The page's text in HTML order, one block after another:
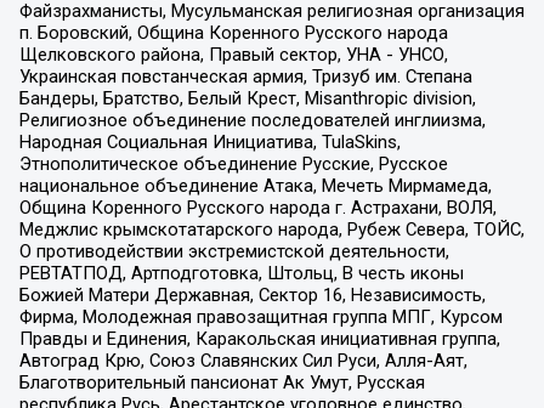
Файзрахманисты, Мусульманская религиозная организация
п. Боровский, Община Коренного Русского народа
Щелковского района, Правый сектор, УНА - УНСО,
Украинская повстанческая армия, Тризуб им. Степана
Бандеры, Братство, Белый Крест, Misanthropic division,
Религиозное объединение последователей инглиизма,
Народная Социальная Инициатива, TulaSkins,
Этнополитическое объединение Русские, Русское
национальное объединение Атака, Мечеть Мирмамеда,
Община Коренного Русского народа г. Астрахани, ВОЛЯ,
Меджлис крымскотатарского народа, Рубеж Севера, ТОЙС,
О противодействии экстремистской деятельности,
РЕВТАТПОД, Артподготовка, Штольц, В честь иконы
Божией Матери Державная, Сектор 16, Независимость,
Фирма, Молодежная правозащитная группа МПГ, Курсом
Правды и Единения, Каракольская инициативная группа,
Автоград Крю, Союз Славянских Сил Руси, Алля-Аят,
Благотворительный пансионат Ак Умут, Русская